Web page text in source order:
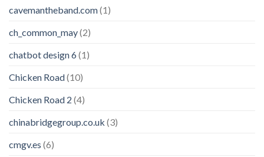
cavemantheband.com(1)
ch_common_may(2)
chatbot design 6(1)
Chicken Road(10)
Chicken Road 2 (4)
chinabridgegroup.co.uk (3)
cmgv.es (6)